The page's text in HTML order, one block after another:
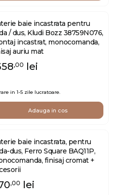
baie incastrata pentru
/ dus, Kludi Bozz 38759N076,
incastrat, monocomanda,
auriu mat
,00 lei
in 1-5 zile lucratoare.
Adauga in cos
baie incastrata, pentru
dus, Ferro Square BAQ11P,
finisaj cromat +
,00 lei